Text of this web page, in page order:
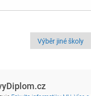
Výběr jiné školy